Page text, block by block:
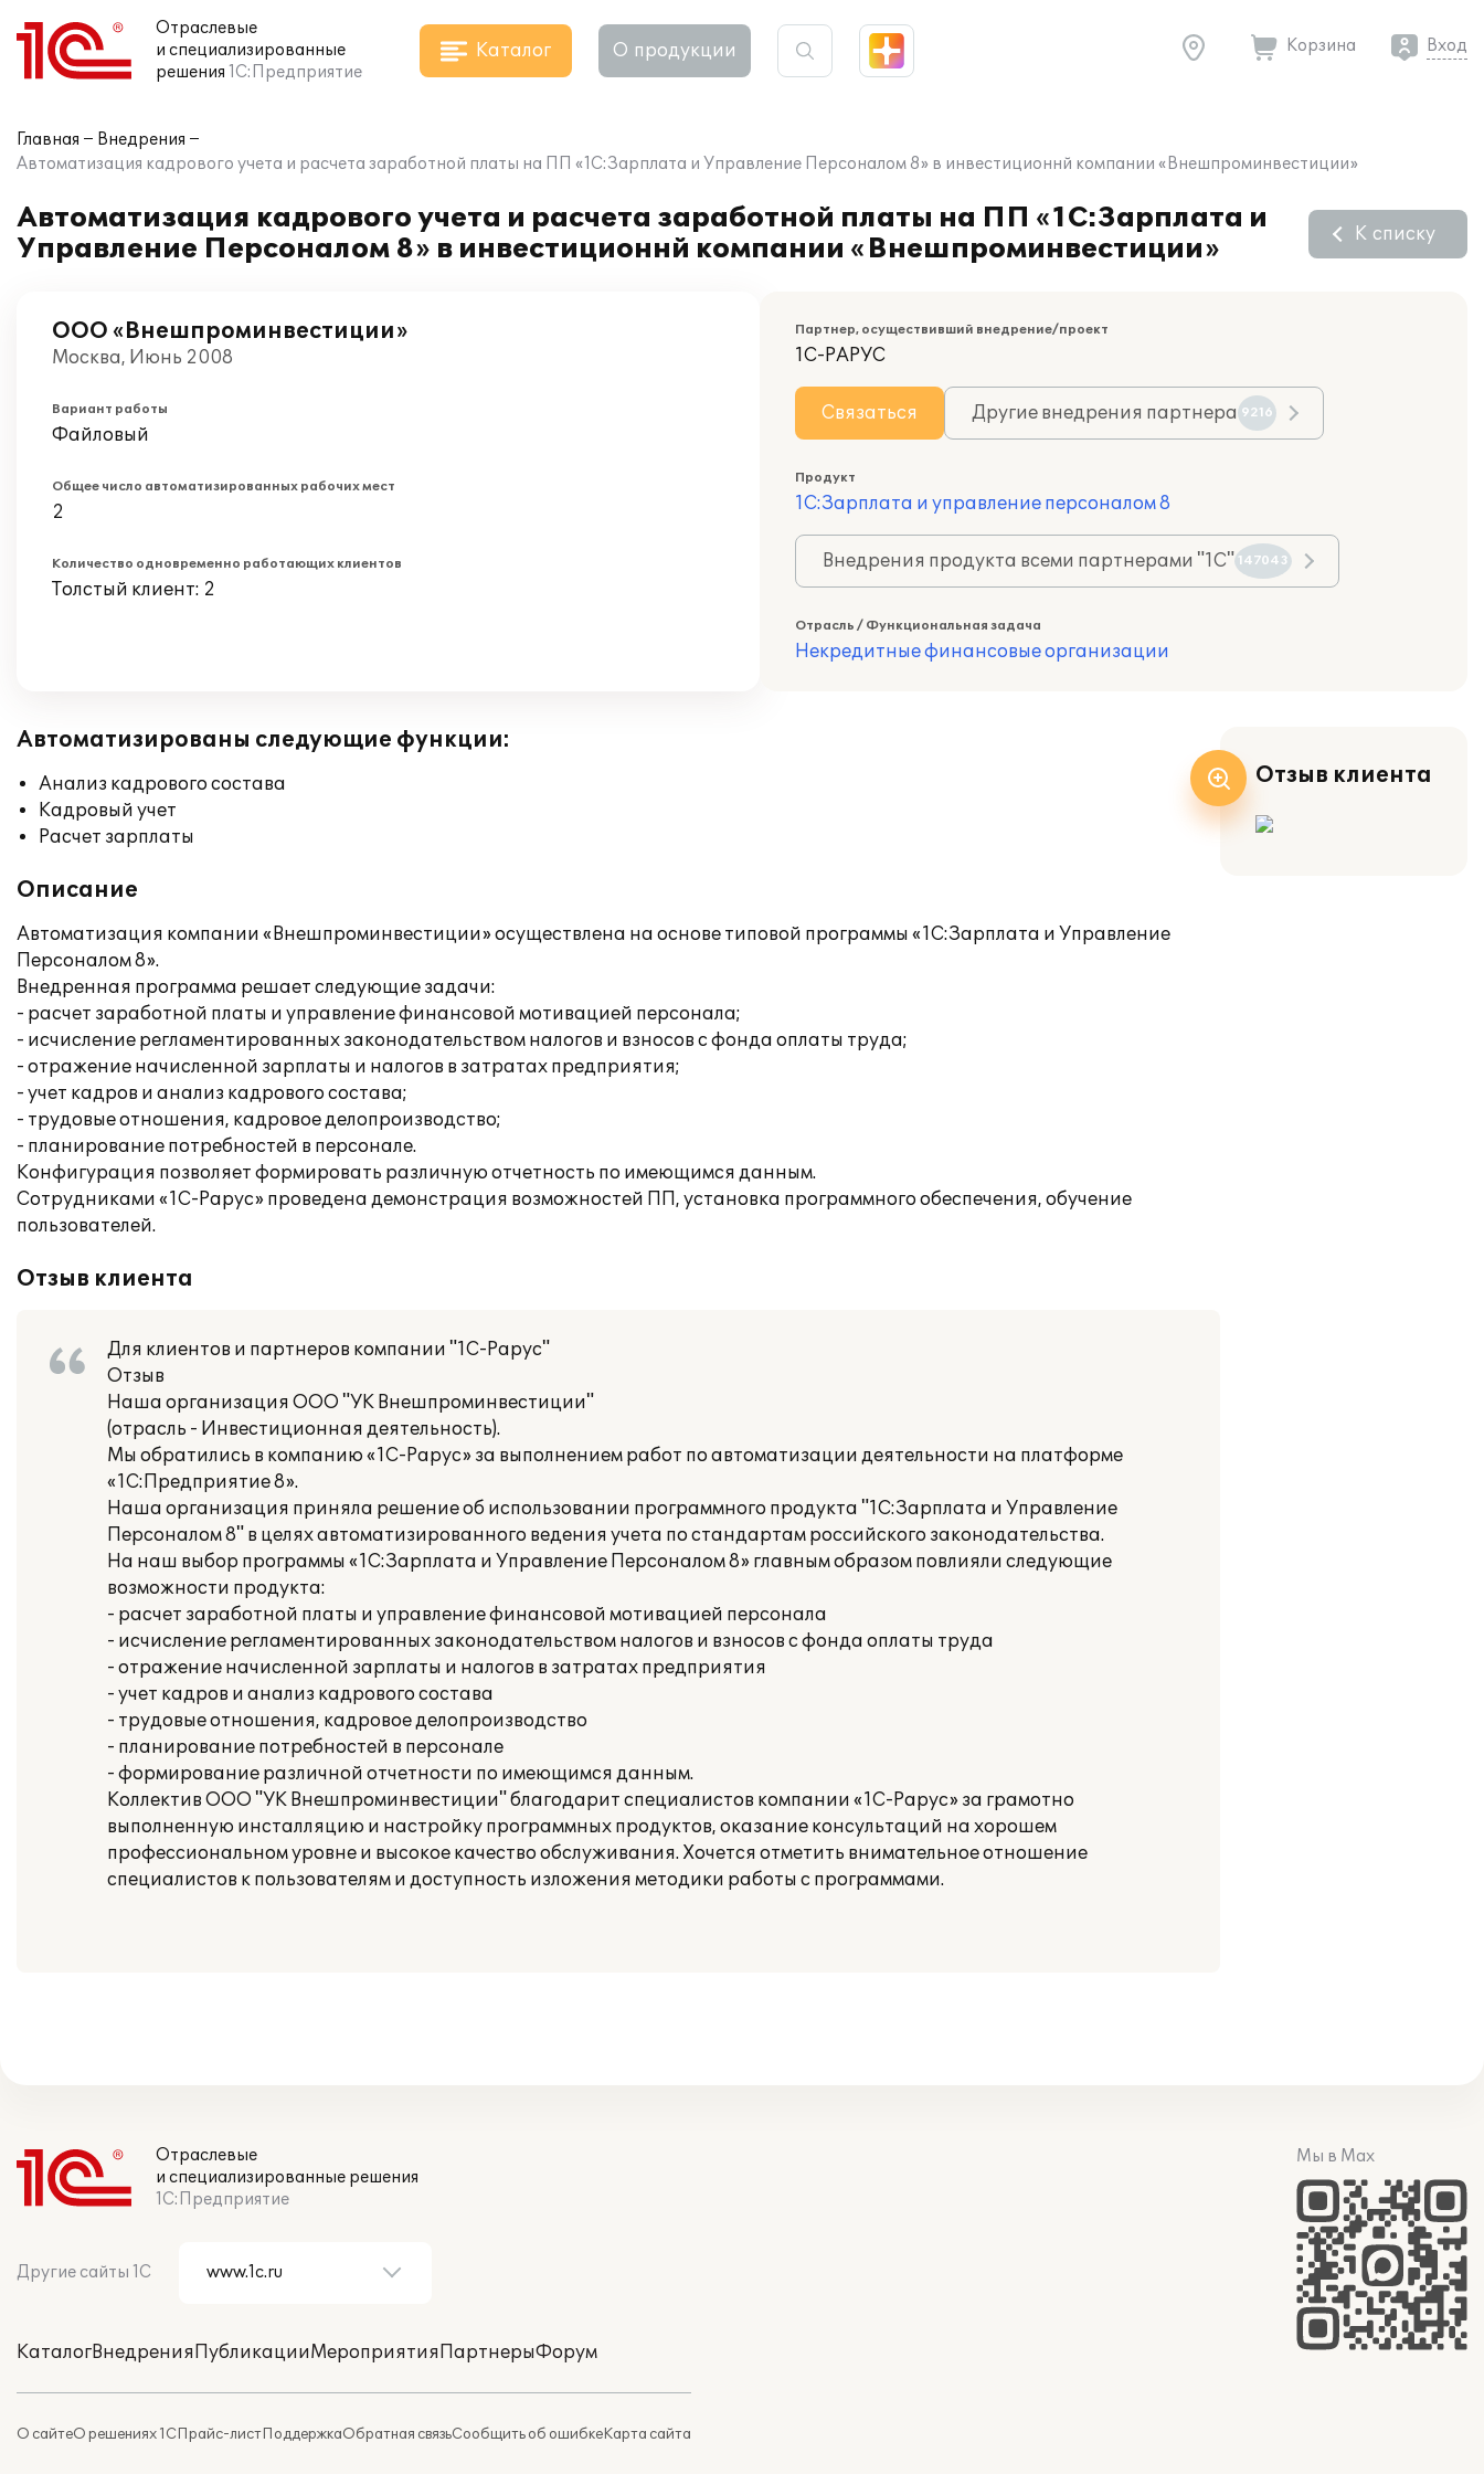
Отраслевые
и специализированные
решения 1С:Предприятие
Каталог О продукции Корзина Вход
Главная
Внедрения
Автоматизация кадрового учета и расчета заработной платы на ПП «1С:Зарплата и Управление Персоналом 8» в инвестиционнй компании «Внешпроминвестиции»
Автоматизация кадрового учета и расчета заработной платы на ПП «1С:Зарплата и
Управление Персоналом 8» в инвестиционнй компании «Внешпроминвестиции»
К списку
ООО «Внешпроминвестиции»
Москва, Июнь 2008
Вариант работы
Файловый
Общее число автоматизированных рабочих мест
2
Количество одновременно работающих клиентов
Толстый клиент: 2
Партнер, осуществивший внедрение/проект
1С-РАРУС
Связаться Другие внедрения партнера 9216
Продукт
1С:Зарплата и управление персоналом 8
Внедрения продукта всеми партнерами "1С" 147043
Отрасль / Функциональная задача
Некредитные финансовые организации
Автоматизированы следующие функции:
Анализ кадрового состава
Кадровый учет
Расчет зарплаты
Описание
Автоматизация компании «Внешпроминвестиции» осуществлена на основе типовой программы «1С:Зарплата и Управление
Персоналом 8».
Внедренная программа решает следующие задачи:
- расчет заработной платы и управление финансовой мотивацией персонала;
- исчисление регламентированных законодательством налогов и взносов с фонда оплаты труда;
- отражение начисленной зарплаты и налогов в затратах предприятия;
- учет кадров и анализ кадрового состава;
- трудовые отношения, кадровое делопроизводство;
- планирование потребностей в персонале.
Конфигурация позволяет формировать различную отчетность по имеющимся данным.
Сотрудниками «1С-Рарус» проведена демонстрация возможностей ПП, установка программного обеспечения, обучение
пользователей.
Отзыв клиента
Для клиентов и партнеров компании "1С-Рарус"
Отзыв
Наша организация ООО "УК Внешпроминвестиции"
(отрасль - Инвестиционная деятельность).
Мы обратились в компанию «1С-Рарус» за выполнением работ по автоматизации деятельности на платформе
«1С:Предприятие 8».
Наша организация приняла решение об использовании программного продукта "1С:Зарплата и Управление
Персоналом 8" в целях автоматизированного ведения учета по стандартам российского законодательства.
На наш выбор программы «1С:Зарплата и Управление Персоналом 8» главным образом повлияли следующие
возможности продукта:
- расчет заработной платы и управление финансовой мотивацией персонала
- исчисление регламентированных законодательством налогов и взносов с фонда оплаты труда
- отражение начисленной зарплаты и налогов в затратах предприятия
- учет кадров и анализ кадрового состава
- трудовые отношения, кадровое делопроизводство
- планирование потребностей в персонале
- формирование различной отчетности по имеющимся данным.
Коллектив ООО "УК Внешпроминвестиции" благодарит специалистов компании «1С-Рарус» за грамотно
выполненную инсталляцию и настройку программных продуктов, оказание консультаций на хорошем
профессиональном уровне и высокое качество обслуживания. Хочется отметить внимательное отношение
специалистов к пользователям и доступность изложения методики работы с программами.
Отзыв клиента
Отраслевые
и специализированные решения
1С:Предприятие
Другие сайты 1С
КаталогВнедренияПубликацииМероприятияПартнерыФорум
О сайтеО решениях 1СПрайс-листПоддержкаОбратная связьСообщить об ошибкеКарта сайта
Мы в Max